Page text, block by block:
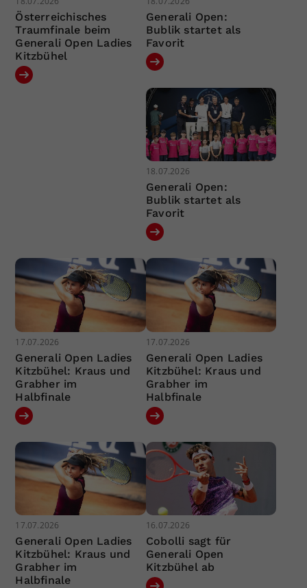
Österreichisches
Traumfinale beim
Generali Open Ladies
Kitzbühel
Generali Open:
Bublik startet als
Favorit
18.07.2026
Generali Open:
Bublik startet als
Favorit
17.07.2026
Generali Open Ladies
Kitzbühel: Kraus und
Grabher im
Halbfinale
17.07.2026
Generali Open Ladies
Kitzbühel: Kraus und
Grabher im
Halbfinale
17.07.2026
Generali Open Ladies
Kitzbühel: Kraus und
Grabher im
Halbfinale
16.07.2026
Cobolli sagt für
Generali Open
Kitzbühel ab